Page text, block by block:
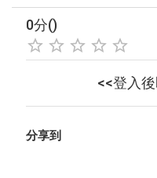
0分()
<<登入
分享到